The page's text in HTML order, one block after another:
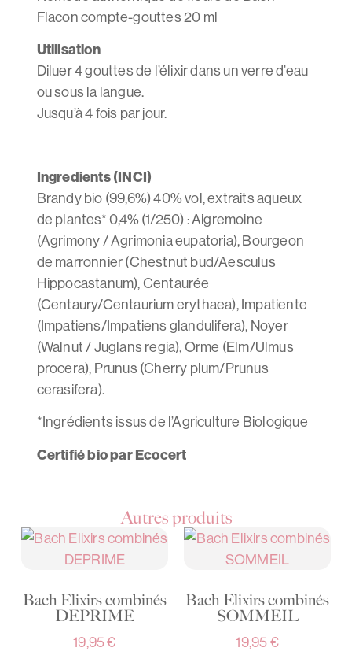
Flacon compte-gouttes 20 ml
Utilisation
Diluer 4 gouttes de l’élixir dans un verre d’eau
ou sous la langue.
Jusqu’à 4 fois par jour.
Ingredients (INCI)
Brandy bio (99,6%) 40% vol, extraits aqueux
de plantes* 0,4% (1/250) : Aigremoine
(Agrimony / Agrimonia eupatoria), Bourgeon
de marronnier (Chestnut bud/Aesculus
Hippocastanum), Centaurée
(Centaury/Centaurium erythaea), Impatiente
(Impatiens/Impatiens glandulifera), Noyer
(Walnut / Juglans regia), Orme (Elm/Ulmus
procera), Prunus (Cherry plum/Prunus
cerasifera).
*Ingrédients issus de l’Agriculture Biologique
Certifié bio par Ecocert
Autres produits
Bach Elixirs combinés
DEPRIME
19,95€
Bach Elixirs combinés
SOMMEIL
19,95€